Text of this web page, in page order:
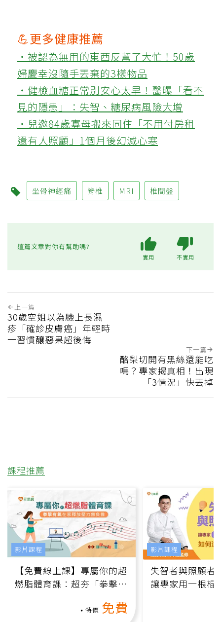
💪更多健康推薦
‧被認為無用的東西反幫了大忙！50歲
婦慶幸沒隨手丟棄的3樣物品
‧健檢血糖正常別安心太早！醫曝「看不
見的隱患」：失智、糖尿病風險大增
‧兒邀84歲寡母搬來同住「不用付房租
還有人照顧」1個月後幻滅心寒
坐骨神經痛 脊椎 MRI 椎間盤
這篇文章對你有幫助嗎?
實用 不實用
上一篇
30歲空姐以為臉上長濕
疹「確診皮膚癌」年輕時
一習慣釀惡果超後悔
下一篇
酪梨切開有黑絲還能吃
嗎？專家揭真相！出現
「3情況」快丟掉
課程推薦
【免費線上課】專屬你的超
燃脂體育課：超夯「拳擊有
特價 免費
影片課程
失智者與照顧者
讓專家用一根棍
影片課程